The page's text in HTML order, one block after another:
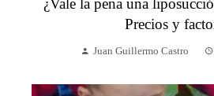
Precios y
Juan Guillermo Castro